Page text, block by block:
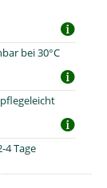
bei 30°C
4 Tage